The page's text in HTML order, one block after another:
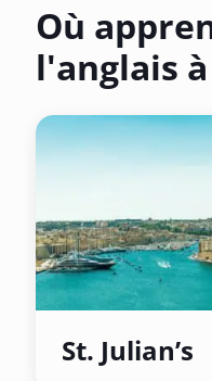
Où
l'anglais
St. Julian’s